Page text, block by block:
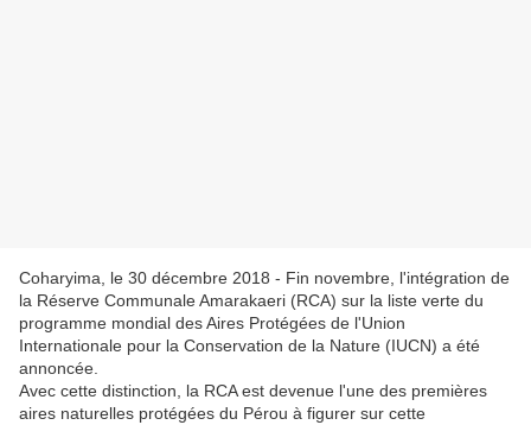
Coharyima, le 30 décembre 2018 - Fin novembre, l'intégration de
la Réserve Communale Amarakaeri (RCA) sur la liste verte du
programme mondial des Aires Protégées de l'Union
Internationale pour la Conservation de la Nature (IUCN) a été
annoncée.
Avec cette distinction, la RCA est devenue l'une des premières
aires naturelles protégées du Pérou à figurer sur cette